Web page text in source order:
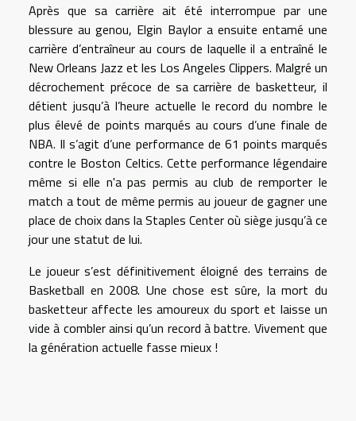
Après que sa carrière ait été interrompue par une
blessure au genou, Elgin Baylor a ensuite entamé une
carrière d’entraîneur au cours de laquelle il a entraîné le
New Orleans Jazz et les Los Angeles Clippers. Malgré un
décrochement précoce de sa carrière de basketteur, il
détient jusqu’à l’heure actuelle le record du nombre le
plus élevé de points marqués au cours d’une finale de
NBA. Il s’agit d’une performance de 61 points marqués
contre le Boston Celtics. Cette performance légendaire
même si elle n'a pas permis au club de remporter le
match a tout de même permis au joueur de gagner une
place de choix dans la Staples Center où siège jusqu’à ce
jour une statut de lui.
Le joueur s’est définitivement éloigné des terrains de
Basketball en 2008. Une chose est sûre, la mort du
basketteur affecte les amoureux du sport et laisse un
vide à combler ainsi qu’un record à battre. Vivement que
la génération actuelle fasse mieux !